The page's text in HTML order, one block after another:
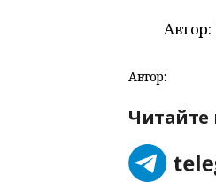
Автор:
Автор:
Читайте